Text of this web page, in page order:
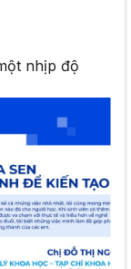
nhịp độ